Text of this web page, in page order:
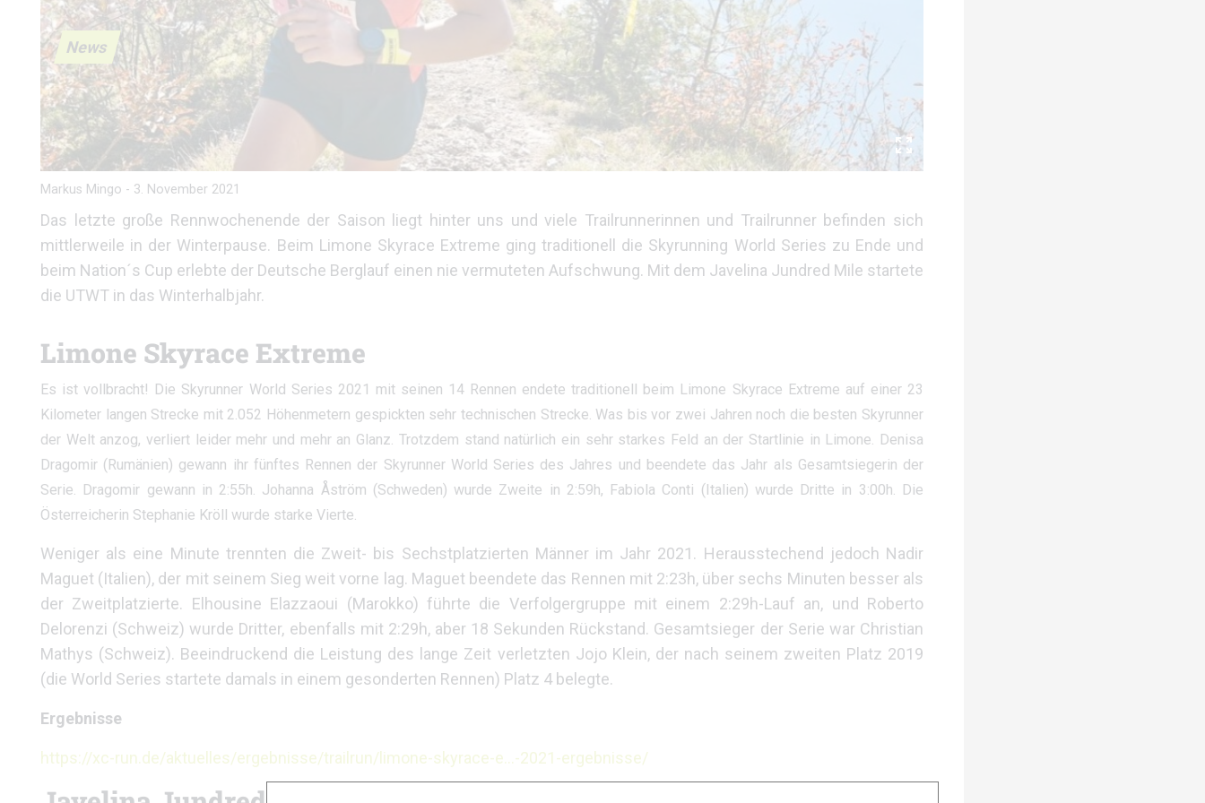
News
Markus Mingo - 3. November 2021
Das letzte große Rennwochenende der Saison liegt hinter uns und viele Trailrunnerinnen und Trailrunner befinden sich
mittlerweile in der Winterpause. Beim Limone Skyrace Extreme ging traditionell die Skyrunning World Series zu Ende und
beim Nation´s Cup erlebte der Deutsche Berglauf einen nie vermuteten Aufschwung. Mit dem Javelina Jundred Mile startete
die UTWT in das Winterhalbjahr.
Limone Skyrace Extreme
Es ist vollbracht! Die Skyrunner World Series 2021 mit seinen 14 Rennen endete traditionell beim Limone Skyrace Extreme auf einer 23
Kilometer langen Strecke mit 2.052 Höhenmetern gespickten sehr technischen Strecke. Was bis vor zwei Jahren noch die besten Skyrunner
der Welt anzog, verliert leider mehr und mehr an Glanz. Trotzdem stand natürlich ein sehr starkes Feld an der Startlinie in Limone. Denisa
Dragomir (Rumänien) gewann ihr fünftes Rennen der Skyrunner World Series des Jahres und beendete das Jahr als Gesamtsiegerin der
Serie. Dragomir gewann in 2:55h. Johanna Åström (Schweden) wurde Zweite in 2:59h, Fabiola Conti (Italien) wurde Dritte in 3:00h. Die
Österreicherin Stephanie Kröll wurde starke Vierte.
Weniger als eine Minute trennten die Zweit- bis Sechstplatzierten Männer im Jahr 2021. Herausstechend jedoch Nadir
Maguet (Italien), der mit seinem Sieg weit vorne lag. Maguet beendete das Rennen mit 2:23h, über sechs Minuten besser als
der Zweitplatzierte. Elhousine Elazzaoui (Marokko) führte die Verfolgergruppe mit einem 2:29h-Lauf an, und Roberto
Delorenzi (Schweiz) wurde Dritter, ebenfalls mit 2:29h, aber 18 Sekunden Rückstand. Gesamtsieger der Serie war Christian
Mathys (Schweiz). Beeindruckend die Leistung des lange Zeit verletzten Jojo Klein, der nach seinem zweiten Platz 2019
(die World Series startete damals in einem gesonderten Rennen) Platz 4 belegte.
Ergebnisse
https://xc-run.de/aktuelles/ergebnisse/trailrun/limone-skyrace-e…-2021-ergebnisse/